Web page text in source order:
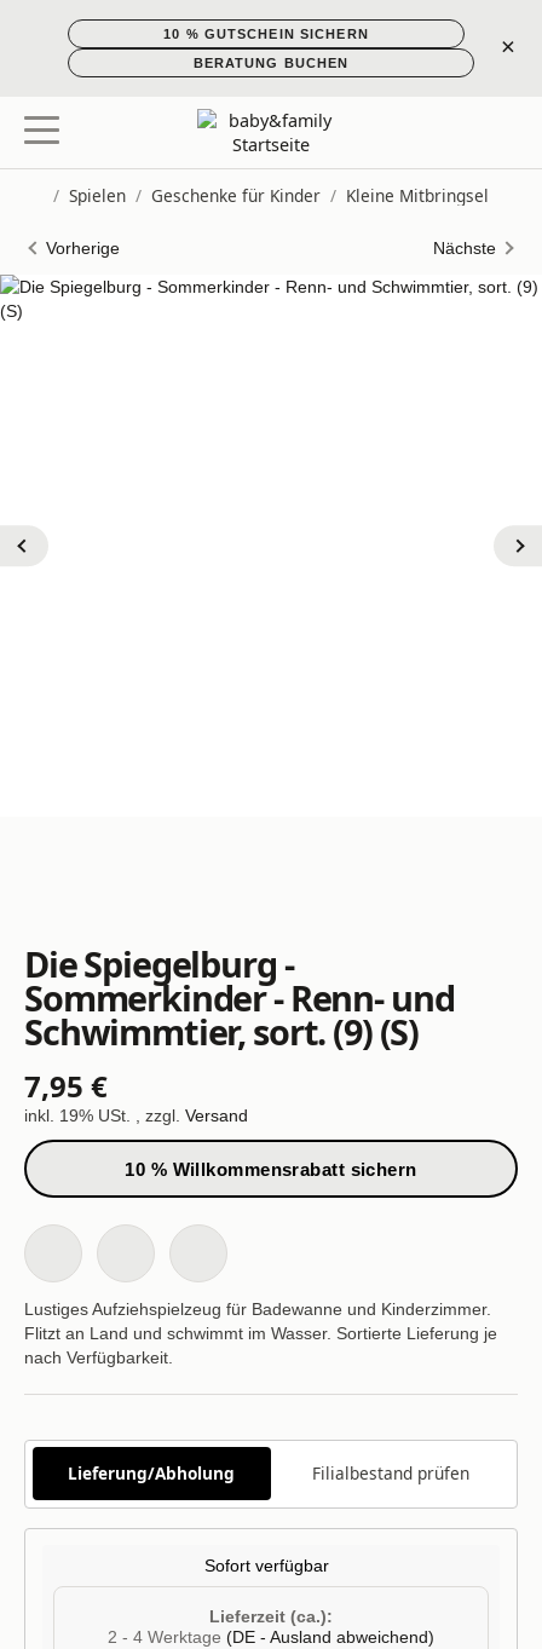
10 % GUTSCHEIN SICHERN
BERATUNG BUCHEN
×
/ Spielen / Geschenke für Kinder / Kleine Mitbringsel
Vorherige Nächste
Die Spiegelburg -
Sommerkinder - Renn- und
Schwimmtier, sort. (9) (S)
7,95 €
inkl. 19% USt. , zzgl. Versand
10 % Willkommensrabatt sichern
Lustiges Aufziehspielzeug für Badewanne und Kinderzimmer.
Flitzt an Land und schwimmt im Wasser. Sortierte Lieferung je
nach Verfügbarkeit.
Lieferung/Abholung Filialbestand prüfen
Sofort verfügbar
Lieferzeit (ca.):
2 - 4 Werktage (DE - Ausland abweichend)